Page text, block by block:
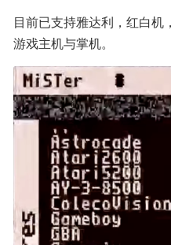
目前已支持雅达利，红白
游戏主机与掌机。